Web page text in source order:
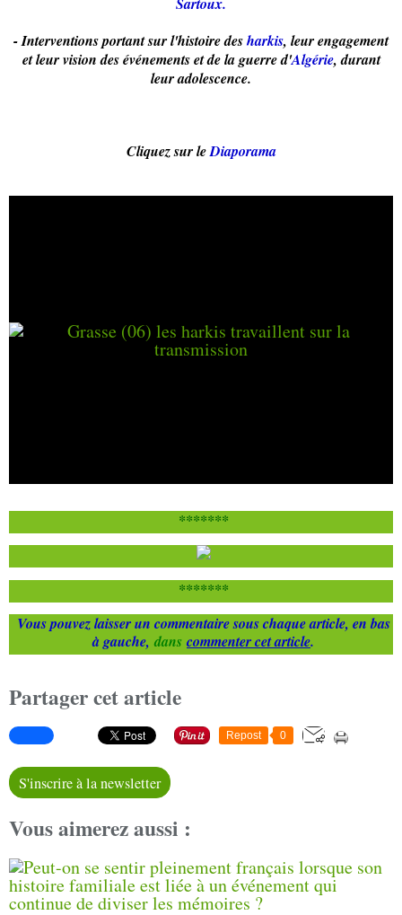
- Interventions portant sur l'histoire desharkis, leur engagement
et leur vision des événements et de la guerre d'Algérie, durant
leur adolescence.
Cliquez sur leDiaporama
*******
*******
Vous pouvez laisser un commentaire sous chaque article, en bas
à gauche, dans commenter cet article.
Partager cet article
Repost 0
S'inscrire à la newsletter
Vous aimerez aussi :